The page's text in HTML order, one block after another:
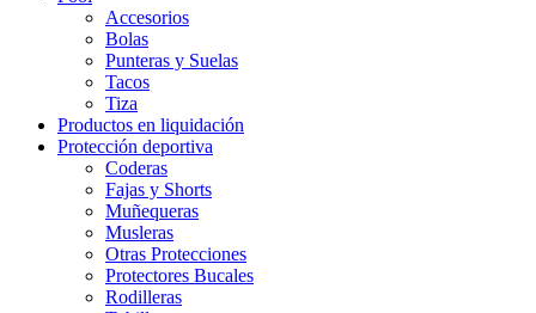
Accesorios
Bolas
Punteras y Suelas
Tacos
Tiza
Productos en liquidación
Protección deportiva
Coderas
Fajas y Shorts
Muñequeras
Musleras
Otras Protecciones
Protectores Bucales
Rodilleras